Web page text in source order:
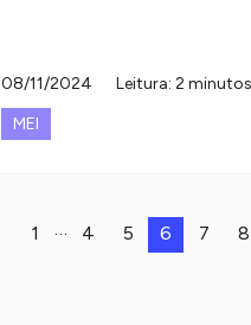
08/11/2024
Leitura: 2 minutos
MEI
1 … 4 5 6 7 8